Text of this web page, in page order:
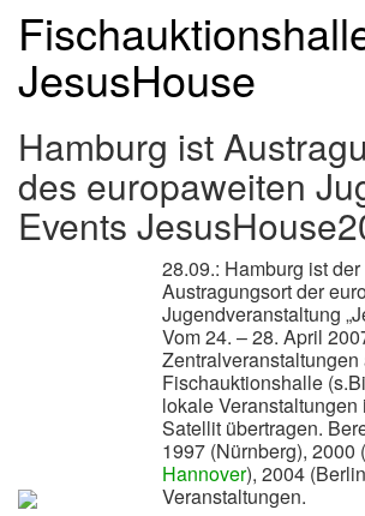
JesusHouse
Hamburg ist
des europaweiten
Events
28.09.: Hamburg ist
Austragungsort der
Jugendveranstaltung
Vom 24. – 28. April
Zentralveranstaltungen
Fischauktionshalle
lokale
Satellit übertragen.
1997 (Nürnberg), 2000 (
Hannover), 2004
Veranstaltungen.